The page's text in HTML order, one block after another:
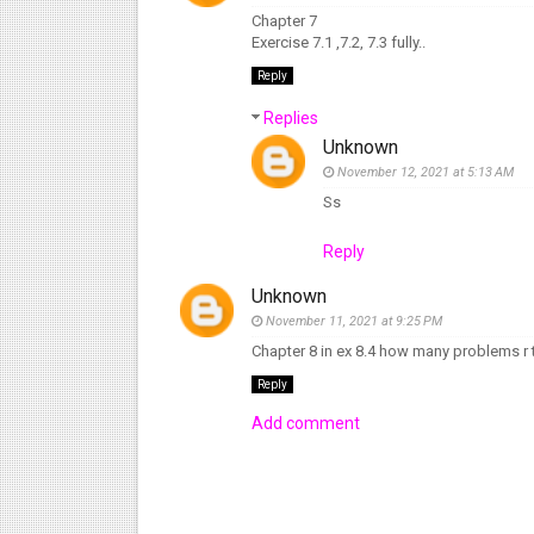
Chapter 7
Exercise 7.1 ,7.2, 7.3 fully..
Reply
Replies
Unknown
November 12, 2021 at 5:13 AM
Ss
Reply
Unknown
November 11, 2021 at 9:25 PM
Chapter 8 in ex 8.4 how many problems r
Reply
Add comment